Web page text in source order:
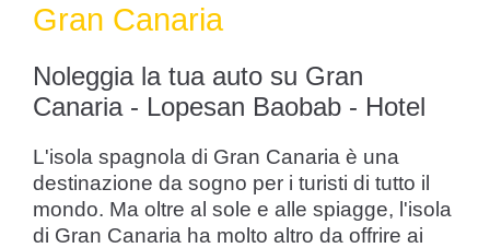
Gran Canaria
Noleggia la tua auto su Gran
Canaria - Lopesan Baobab - Hotel
L'isola spagnola di Gran Canaria è una
destinazione da sogno per i turisti di tutto il
mondo. Ma oltre al sole e alle spiagge, l'isola
di Gran Canaria ha molto altro da offrire ai